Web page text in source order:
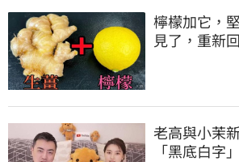
檸檬加它，
見了，重新
老高與小茉
「黑底白